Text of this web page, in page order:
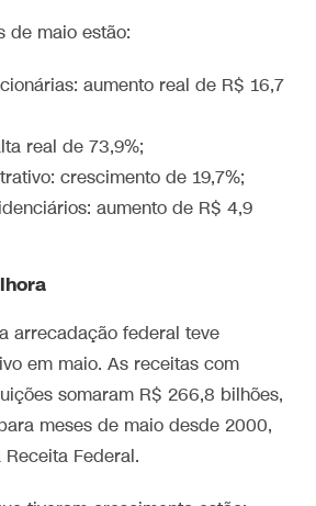
de maio estão:
aumento real de R$ 16,7
real de 73,9%;
crescimento de 19,7%;
aumento de R$ 4,9
arrecadação federal teve
em maio. As receitas com
somaram R$ 266,8 bilhões,
meses de maio desde 2000,
Federal.